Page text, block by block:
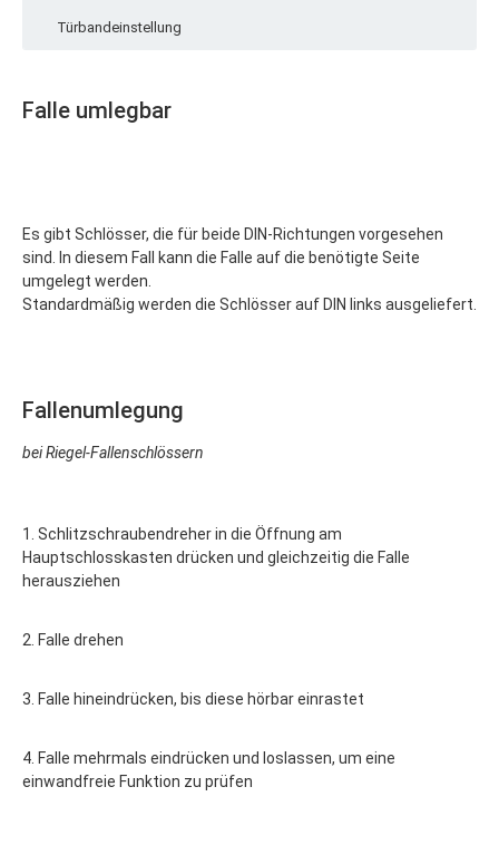
Türbandeinstellung
Falle umlegbar
Es gibt Schlösser, die für beide DIN-Richtungen vorgesehen
sind. In diesem Fall kann die Falle auf die benötigte Seite
umgelegt werden.
Standardmäßig werden die Schlösser auf DIN links ausgeliefert.
Fallenumlegung
bei Riegel-Fallenschlössern
1. Schlitzschraubendreher in die Öffnung am
Hauptschlosskasten drücken und gleichzeitig die Falle
herausziehen
2. Falle drehen
3. Falle hineindrücken, bis diese hörbar einrastet
4. Falle mehrmals eindrücken und loslassen, um eine
einwandfreie Funktion zu prüfen